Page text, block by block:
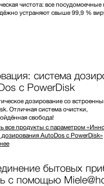
чистота: все
устраняют свыше 99,9 %
система
с PowerDisk
дозирование со
Отличная система очистки,
свобода!
все продукты с параметром
дозирования AutoDos с PowerDisk»
бытовых
с помощью